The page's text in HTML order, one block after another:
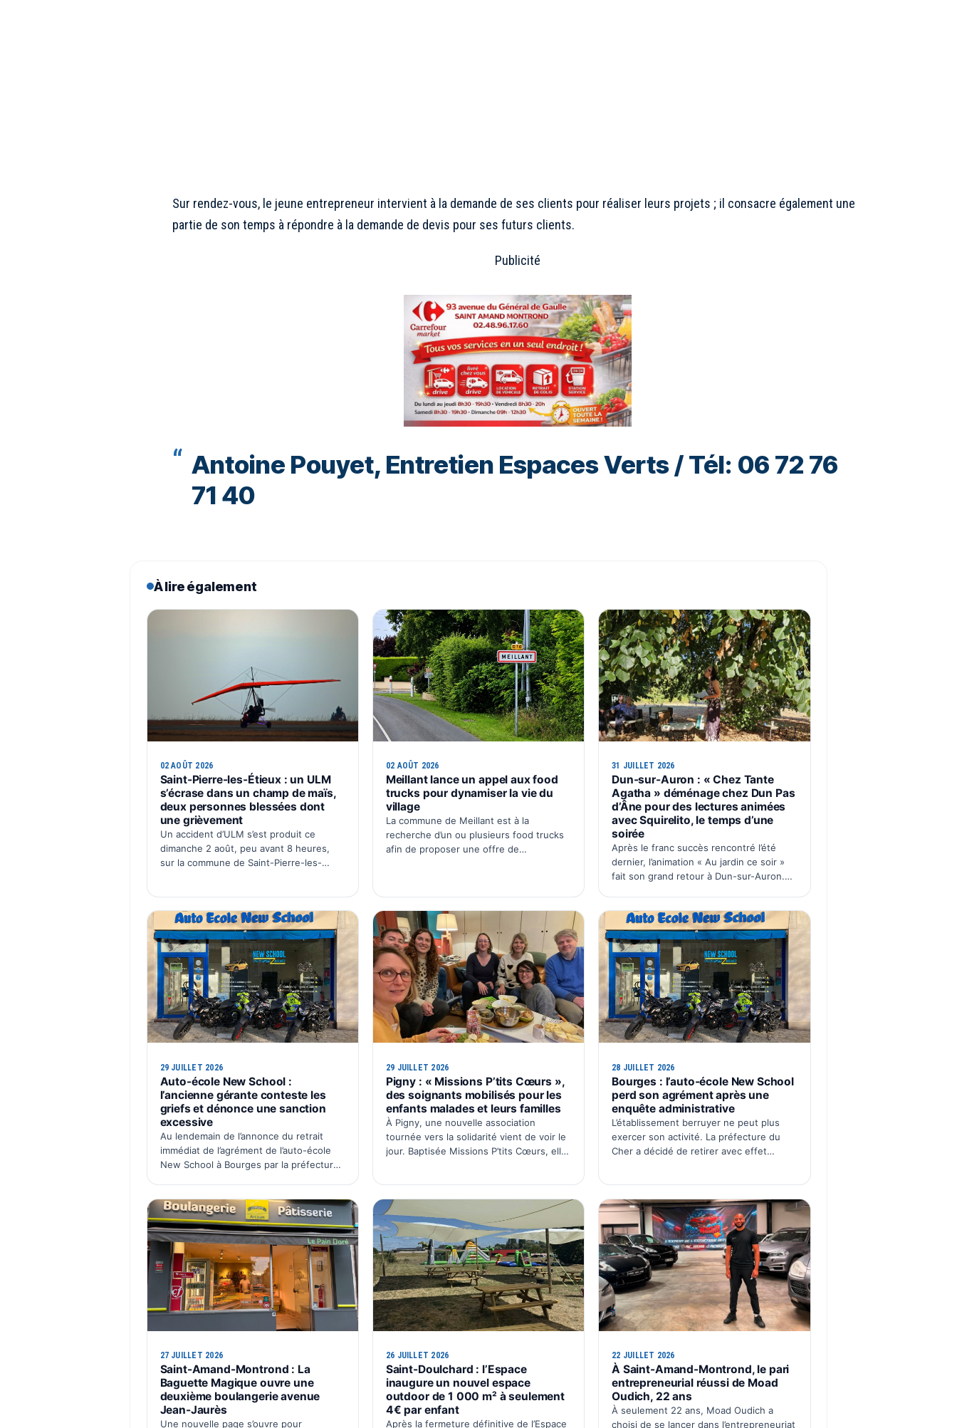
Sur rendez-vous, le jeune entrepreneur intervient à la demande de ses clients pour réaliser leurs projets ; il consacre également une
partie de son temps à répondre à la demande de devis pour ses futurs clients.
Publicité
Antoine Pouyet, Entretien Espaces Verts / Tél: 06 72 76
71 40
À lire également
02 AOÛT 2026
Saint-Pierre-les-Étieux : un ULM
s’écrase dans un champ de maïs,
deux personnes blessées dont
une grièvement
Un accident d’ULM s’est produit ce
dimanche 2 août, peu avant 8 heures,
sur la commune de Saint-Pierre-les-
02 AOÛT 2026
Meillant lance un appel aux food
trucks pour dynamiser la vie du
village
La commune de Meillant est à la
recherche d’un ou plusieurs food trucks
afin de proposer une offre de
31 JUILLET 2026
Dun-sur-Auron : « Chez Tante
Agatha » déménage chez Dun Pas
d’Âne pour des lectures animées
avec Squirelito, le temps d’une
soirée
Après le franc succès rencontré l’été
dernier, l’animation « Au jardin ce soir »
fait son grand retour à Dun-sur-Auron.
chez Dun Pas d’Âne à La C…
29 JUILLET 2026
Auto-école New School :
l’ancienne gérante conteste les
griefs et dénonce une sanction
excessive
Au lendemain de l’annonce du retrait
immédiat de l’agrément de l’auto-école
New School à Bourges par la préfecture
School, souhaite faire entendre sa …
29 JUILLET 2026
Pigny : « Missions P’tits Cœurs »,
des soignants mobilisés pour les
enfants malades et leurs familles
À Pigny, une nouvelle association
tournée vers la solidarité vient de voir le
jour. Baptisée Missions P’tits Cœurs, elle
28 JUILLET 2026
Bourges : l’auto-école New School
perd son agrément après une
enquête administrative
L’établissement berruyer ne peut plus
exercer son activité. La préfecture du
Cher a décidé de retirer avec effet
27 JUILLET 2026
Saint-Amand-Montrond : La
Baguette Magique ouvre une
deuxième boulangerie avenue
Jean-Jaurès
Une nouvelle page s’ouvre pour
26 JUILLET 2026
Saint-Doulchard : l’Espace
inaugure un nouvel espace
outdoor de 1 000 m² à seulement
4€ par enfant
Après la fermeture définitive de l’Espace
22 JUILLET 2026
À Saint-Amand-Montrond, le pari
entrepreneurial réussi de Moad
Oudich, 22 ans
À seulement 22 ans, Moad Oudich a
choisi de se lancer dans l’entrepreneuriat